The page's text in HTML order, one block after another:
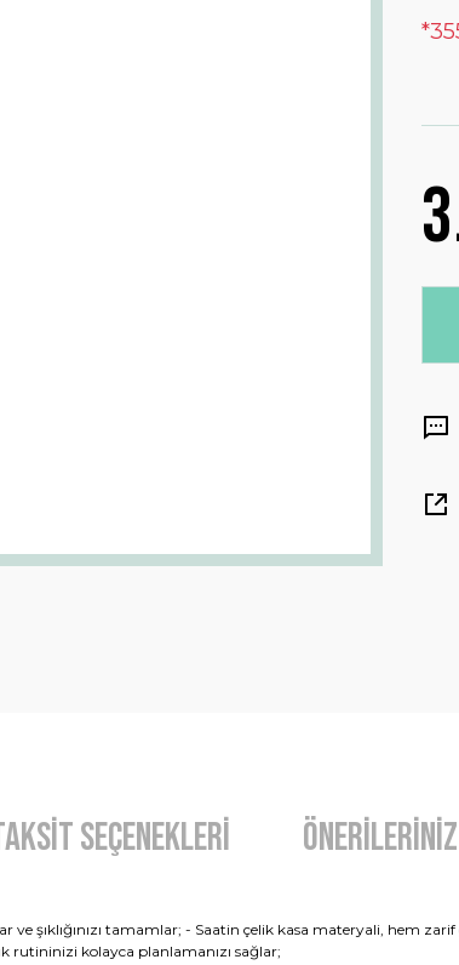
Seçenekleri Önerileriniz
ve şıklığınızı tamamlar; - Saatin çelik kasa materyali, hem
rutininizi kolayca planlamanızı sağlar;